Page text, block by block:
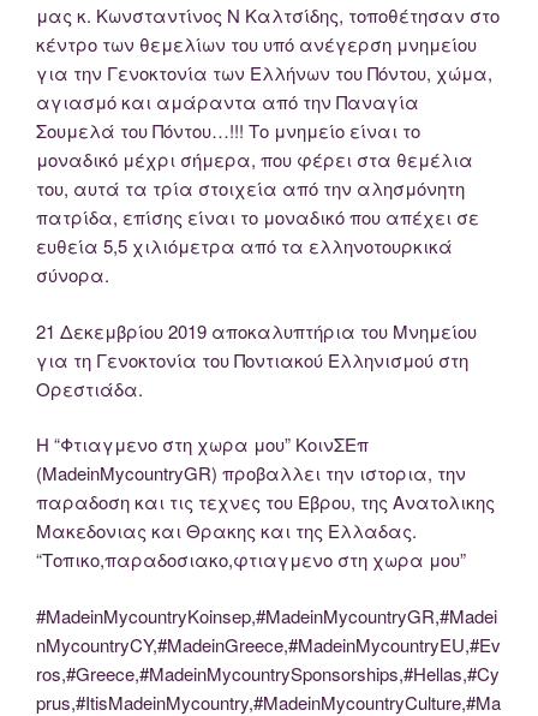
μας κ. Κωνσταντίνος Ν Καλτσίδης, τοποθέτησαν στο
κέντρο των θεμελίων του υπό ανέγερση μνημείου
για την Γενοκτονία των Ελλήνων του Πόντου, χώμα,
αγιασμό και αμάραντα από την Παναγία
Σουμελά του Πόντου…!!! Το μνημείο είναι το
μοναδικό μέχρι σήμερα, που φέρει στα θεμέλια
του, αυτά τα τρία στοιχεία από την αλησμόνητη
πατρίδα, επίσης είναι το μοναδικό που απέχει σε
ευθεία 5,5 χιλιόμετρα από τα ελληνοτουρκικά
σύνορα.
21 Δεκεμβρίου 2019 αποκαλυπτήρια του Μνημείου
για τη Γενοκτονία του Ποντιακού Ελληνισμού στη
Ορεστιάδα.
Η “Φτιαγμενο στη χωρα μου” ΚοινΣΕπ
(MadeinMycountryGR) προβαλλει την ιστορια, την
παραδοση και τις τεχνες του Εβρου, της Ανατολικης
Mακεδονιας και Θρακης και της Ελλαδας.
“Τοπικο,παραδοσιακο,φτιαγμενο στη χωρα μου”
#MadeinMycountryKoinsep,#MadeinMycountryGR,#Madei
nMycountryCY,#MadeinGreece,#MadeinMycountryEU,#Ev
ros,#Greece,#MadeinMycountrySponsorships,#Hellas,#Cy
prus,#ItisMadeinMycountry,#MadeinMycountryCulture,#Ma